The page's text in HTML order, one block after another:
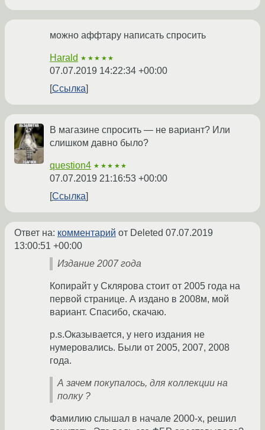
можно аффтару написать спросить
Harald ★★★★★
07.07.2019 14:22:34 +00:00
Ссылка
В магазине спросить — не вариант? Или
слишком давно было?
question4 ★★★★★
07.07.2019 21:16:53 +00:00
Ссылка
Ответ на: комментарий от Deleted 07.07.2019
13:00:51 +00:00
Издание 2007 года
Копирайт у Склярова стоит от 2005 года на
первой странице. А издано в 2008м, мой
вариант. Спасибо, скачаю.
p.s.Оказывается, у него издания не
нумеровались. Были от 2005, 2007, 2008
года.
А зачем покупалось, для коллекции на
полку ?
Фамилию слышал в начале 2000-х, решил